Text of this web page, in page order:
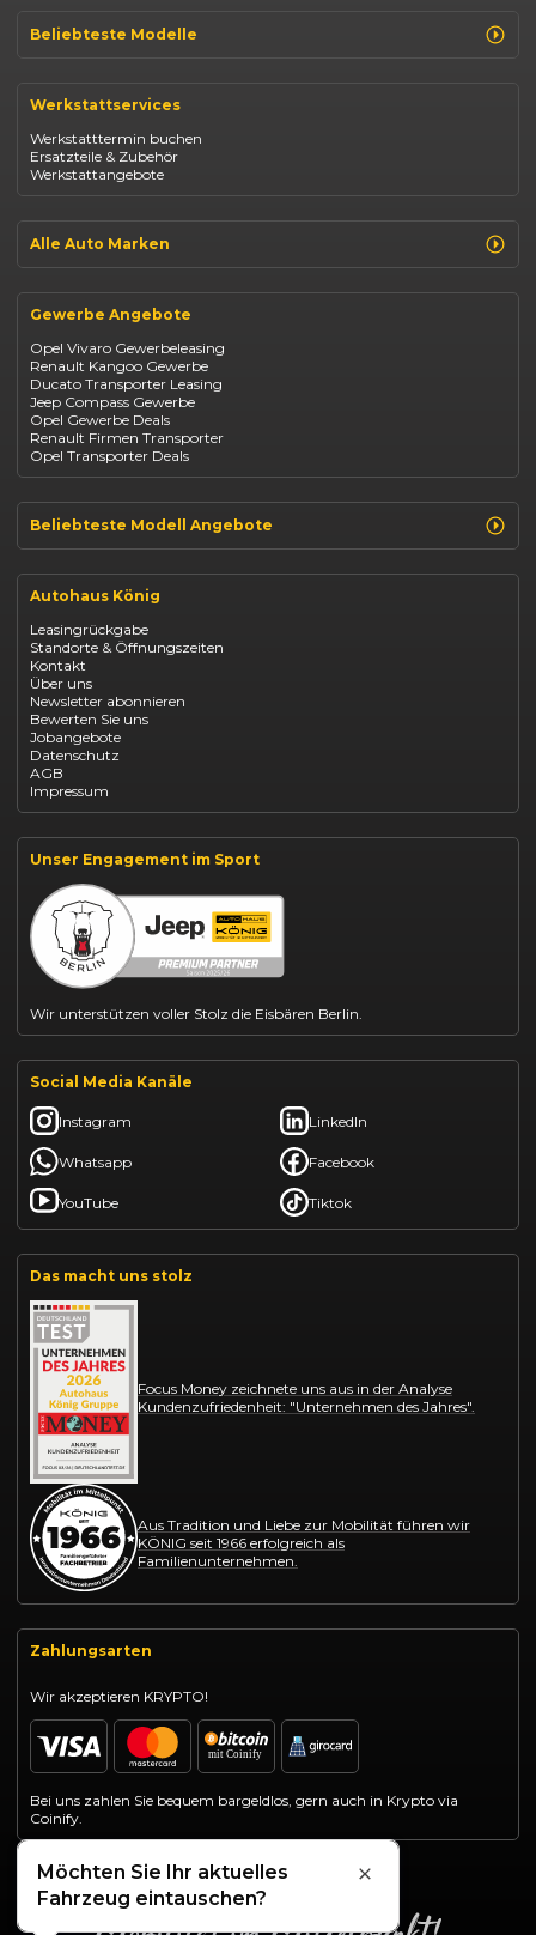
Beliebteste Modelle
Opel Corsa
Fiat 500
Dacia Duster
Dacia Sandero
Jeep Compass
Suzuki Vitara
Suzuki Swift
Mazda CX-30
Werkstattservices
Werkstatttermin buchen
Ersatzteile & Zubehör
Werkstattangebote
Alle Auto Marken
Opel
Fiat
Jeep
Suzuki
BYD
Kia
Mazda
Citroën
Abarth
Fiat Professional
Gewerbe Angebote
Opel Vivaro Gewerbeleasing
Renault Kangoo Gewerbe
Ducato Transporter Leasing
Jeep Compass Gewerbe
Opel Gewerbe Deals
Renault Firmen Transporter
Opel Transporter Deals
Beliebteste Modell Angebote
Renault Arkana Leasing
Renault Captur Leasing
Opel Astra leasen
Opel Mokka kaufen
Opel Grandland finanzieren
Opel Vivaro Gewerbeleasing
Fiat 500 finanzieren
Fiat Panda leasen
Dacia Duster finanzieren
Dacia Sandero kaufen
Dacia Jogger leasen
Jeep Compass leasen
Jeep Renegade finanzieren
Suzuki Swift finanzieren
BYD Dolphin finanzieren
Kia Ceed finanzieren
Kia Sportage leasen
Mazda CX-30 finanzieren
Citroën C3 leasen
Autohaus König
Leasingrückgabe
Standorte & Öffnungszeiten
Kontakt
Über uns
Newsletter abonnieren
Bewerten Sie uns
Jobangebote
Datenschutz
AGB
Impressum
Unser Engagement im Sport
Wir unterstützen voller Stolz die Eisbären Berlin.
Social Media Kanäle
Instagram LinkedIn
Whatsapp Facebook
YouTube Tiktok
Das macht uns stolz
Focus Money zeichnete uns aus in der Analyse
Kundenzufriedenheit: "Unternehmen des Jahres".
Aus Tradition und Liebe zur Mobilität führen wir
KÖNIG seit 1966 erfolgreich als
Familienunternehmen.
Zahlungsarten
Wir akzeptieren KRYPTO!
Bei uns zahlen Sie bequem bargeldlos, gern auch in Krypto via
Coinify.
Möchten Sie Ihr aktuelles
Fahrzeug eintauschen?
Schließen